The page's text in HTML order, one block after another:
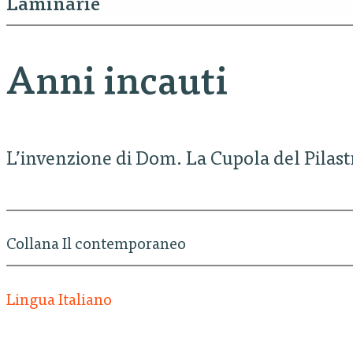
Laminarie
Anni incauti
L’invenzione di Dom. La Cupola del
Collana Il contemporaneo
Lingua Italiano